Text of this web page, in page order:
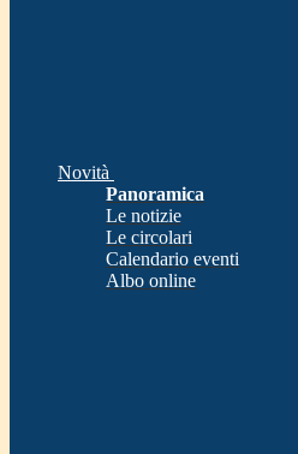
Novità
Panoramica
Le notizie
Le circolari
Calendario eventi
Albo online